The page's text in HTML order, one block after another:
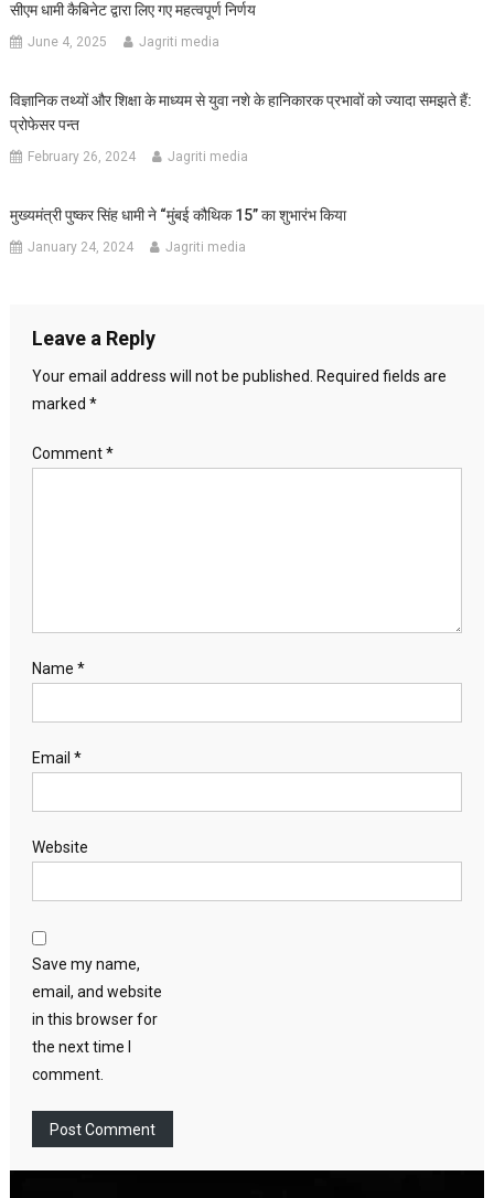
सीएम धामी कैबिनेट द्वारा लिए गए महत्वपूर्ण निर्णय
June 4, 2025 Jagriti media
विज्ञानिक तथ्यों और शिक्षा के माध्यम से युवा नशे के हानिकारक प्रभावों को ज्यादा समझते हैं:
प्रोफेसर पन्त
February 26, 2024 Jagriti media
मुख्यमंत्री पुष्कर सिंह धामी ने “मुंबई कौथिक 15” का शुभारंभ किया
January 24, 2024 Jagriti media
Leave a Reply
Your email address will not be published.
Required fields are
marked *
Comment*
Name *
Email *
Website
Save my name,
email, and website
in this browser for
the next time I
comment.